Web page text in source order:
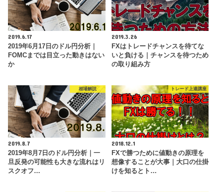
2019.6.17
2019年6月17日のドル円分析｜
FOMCまでは目立った動きはない
か
2019.3.26
FXはトレードチャンスを待てな
いと負ける｜チャンスを待つため
の取り組み方
相場解説
2019.8.7
2019年8月7日のドル円分析｜一
旦反発の可能性も大きな流れはリ
スクオフ…
トレード上達講座
2018.12.1
FXで勝つために値動きの原理を
想像することが大事｜大口の仕掛
けを知るとト…